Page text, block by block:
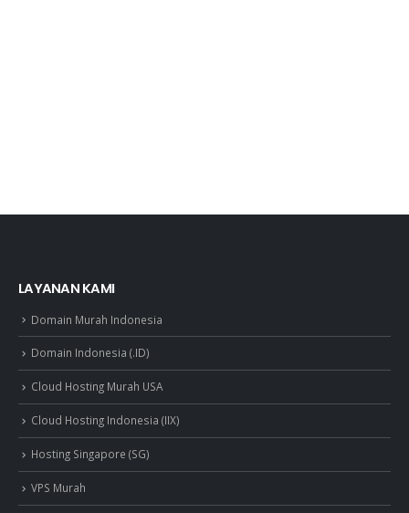
LAYANAN KAMI
Domain Murah Indonesia
Domain Indonesia (.ID)
Cloud Hosting Murah USA
Cloud Hosting Indonesia (IIX)
Hosting Singapore (SG)
VPS Murah